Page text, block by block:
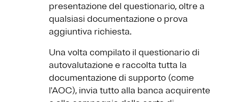
presentazione del questionario, oltre a
qualsiasi documentazione o prova
aggiuntiva richiesta.
Una volta compilato il questionario di
autovalutazione e raccolta tutta la
documentazione di supporto (come
l'AOC), invia tutto alla banca acquirente